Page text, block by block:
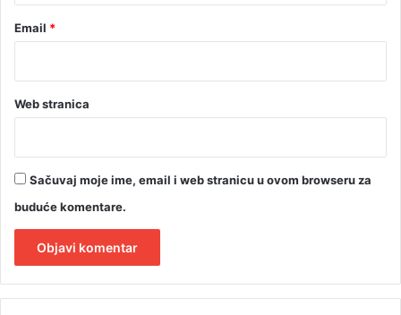
Email *
Web stranica
Sačuvaj moje ime, email i web stranicu u ovom browseru za
buduće komentare.